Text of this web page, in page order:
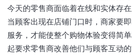
今天的零售商面临着在线和实体存在
当顾客出现在店铺门口时，商家要
服务，才能使整个购物体验变得简
起要求零售商改善他们与顾客互动